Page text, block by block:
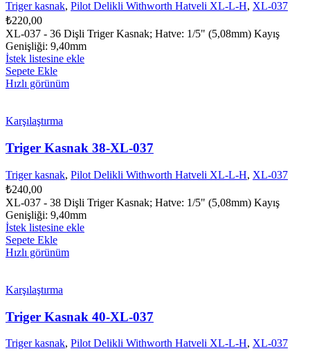
Triger kasnak, Pilot Delikli Withworth Hatveli XL-L-H, XL-037
₺220,00
XL-037 - 36 Dişli Triger Kasnak; Hatve: 1/5" (5,08mm) Kayış
Genişliği: 9,40mm
İstek listesine ekle
Sepete Ekle
Hızlı görünüm
Karşılaştırma
Triger Kasnak 38-XL-037
Triger kasnak, Pilot Delikli Withworth Hatveli XL-L-H, XL-037
₺240,00
XL-037 - 38 Dişli Triger Kasnak; Hatve: 1/5" (5,08mm) Kayış
Genişliği: 9,40mm
İstek listesine ekle
Sepete Ekle
Hızlı görünüm
Karşılaştırma
Triger Kasnak 40-XL-037
Triger kasnak, Pilot Delikli Withworth Hatveli XL-L-H, XL-037